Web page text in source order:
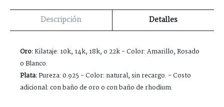
Descripción Detalles
Oro:Kilataje: 10k, 14k, 18k, o 22k - Color: Amarillo, Rosado
o Blanco.
Plata:Pureza: 0.925 - Color: natural, sin recargo. - Costo
adicional: con baño de oro o con baño de rhodium.